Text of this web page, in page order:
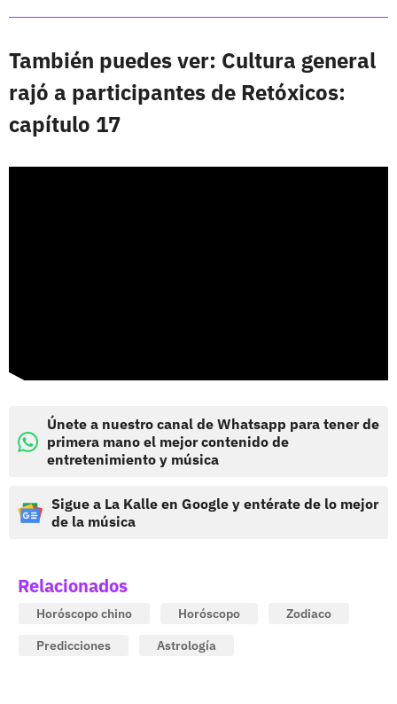
También puedes ver: Cultura general
rajó a participantes de Retóxicos:
capítulo 17
Únete a nuestro canal de Whatsapp para tener de
primera mano el mejor contenido de
entretenimiento y música
Sigue a La Kalle en Google y entérate de lo mejor
de la música
Relacionados
Horóscopo chino Horóscopo
Zodiaco
Predicciones
Astrología